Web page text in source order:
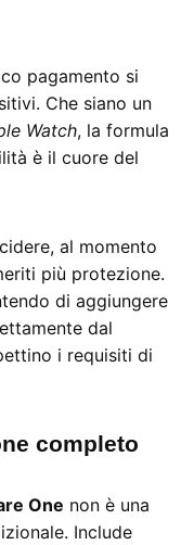
pagamento si
Che siano un
Watch, la formula
è il cuore del
al momento
più protezione.
di aggiungere
dal
i requisiti di
completo
One non è una
Include